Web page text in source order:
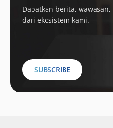
Dapatkan berita,
dari ekosistem kami.
SUBSCRIBE